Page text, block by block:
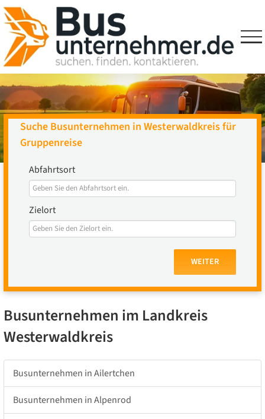
Skip
to
content
Suche Busunternehmen in Westerwaldkreis für
Gruppenreise
Abfahrtsort
Zielort
WEITER
Busunternehmen im Landkreis
Westerwaldkreis
Busunternehmen in Ailertchen
Busunternehmen in Alpenrod